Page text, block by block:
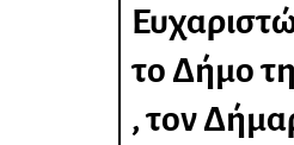
το Δήμο
, τον